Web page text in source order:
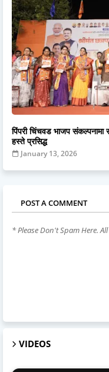
पिंपरी चिंचवड भाजप संकल्पनामा
हस्ते प्रसिद्ध
January 13, 2026
POST A COMMENT
* Please Don't Spam Here.
VIDEOS